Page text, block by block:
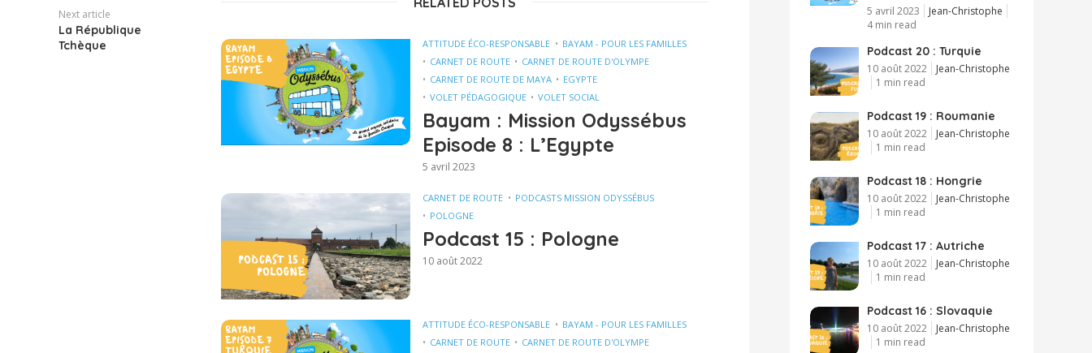
Next article
La République
Tchèque
ATTITUDE ÉCO-RESPONSABLE
BAYAM - POUR LES FAMILLES
CARNET DE ROUTE
CARNET DE ROUTE D'OLYMPE
CARNET DE ROUTE DE MAYA
EGYPTE
VOLET PÉDAGOGIQUE
VOLET SOCIAL
Bayam : Mission Odyssébus
Episode 8 : L’Egypte
5 avril 2023
CARNET DE ROUTE
PODCASTS MISSION ODYSSÉBUS
POLOGNE
Podcast 15 : Pologne
10 août 2022
ATTITUDE ÉCO-RESPONSABLE
BAYAM - POUR LES FAMILLES
CARNET DE ROUTE
CARNET DE ROUTE D'OLYMPE
5 avril 2023
Jean-Christophe
4 min read
Podcast 20 : Turquie
10 août 2022
Jean-Christophe
1 min read
Podcast 19 : Roumanie
10 août 2022
Jean-Christophe
1 min read
Podcast 18 : Hongrie
10 août 2022
Jean-Christophe
1 min read
Podcast 17 : Autriche
10 août 2022
Jean-Christophe
1 min read
Podcast 16 : Slovaquie
10 août 2022
Jean-Christophe
1 min read